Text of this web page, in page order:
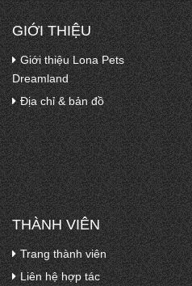
GIỚI THIỆU
Giới thiệu Lona Pets
Dreamland
Địa chỉ & bản đồ
THÀNH VIÊN
Trang thành viên
Liên hệ hợp tác